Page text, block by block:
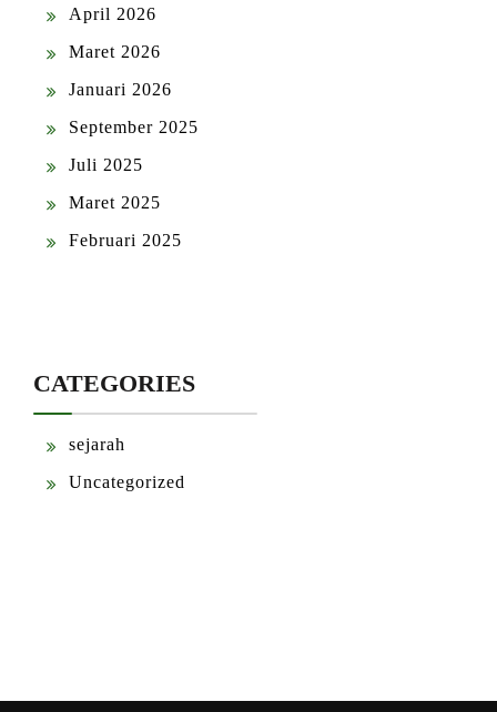
April 2026
Maret 2026
Januari 2026
September 2025
Juli 2025
Maret 2025
Februari 2025
CATEGORIES
sejarah
Uncategorized